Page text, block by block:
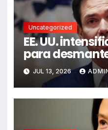
Uncategorized
EE. UU.
para
Penal
JUL 13, 2026